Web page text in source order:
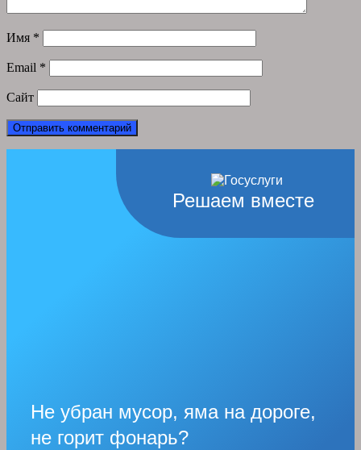
Имя *
Email *
Сайт
Решаем вместе
Не убран мусор, яма на дороге,
не горит фонарь?